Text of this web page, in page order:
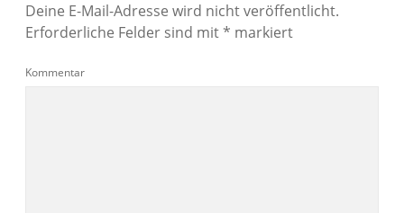
Deine E-Mail-Adresse wird nicht veröffentlicht.
Erforderliche Felder sind mit* markiert
Kommentar